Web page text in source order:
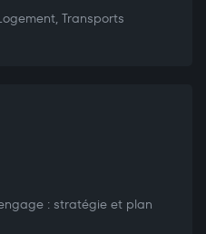
Transports
: stratégie et plan